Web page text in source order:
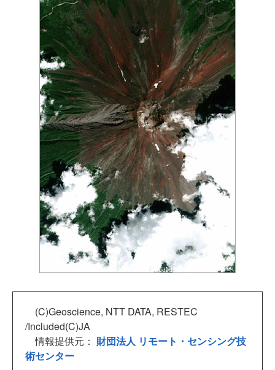
(C)Geoscience, NTT DATA, RESTEC
/Included(C)JA
情報提供元： 財団法人 リモート・センシング技
術センター